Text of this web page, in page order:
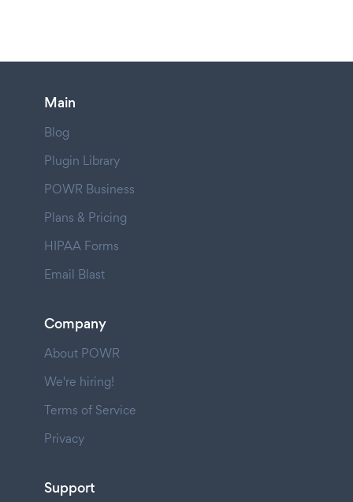
Main
Blog
Plugin Library
POWR Business
Plans & Pricing
HIPAA Forms
Email Blast
Company
About POWR
We're hiring!
Terms of Service
Privacy
Support